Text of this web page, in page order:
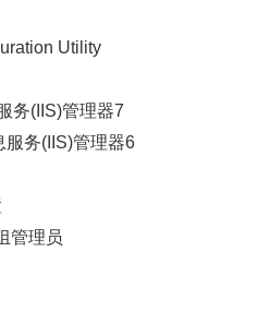
Utility
务(IIS)管理器7
服务(IIS)管理器6
管理员